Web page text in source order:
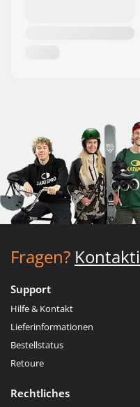
Fragen?
Support
Hilfe & Kontakt
Lieferinformationen
Bestellstatus
Retoure
Rechtliches